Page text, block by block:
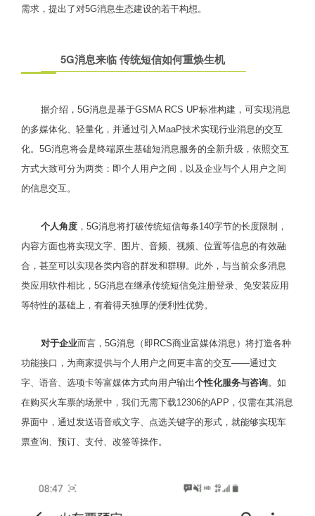
需求，提出了对5G消息生态建设的若干构想。
5G消息来临 传统短信如何重焕生机
据介绍，5G消息是基于GSMA RCS UP标准构建，可实现消息
的多媒体化、轻量化，并通过引入MaaP技术实现行业消息的交互
化。5G消息将会是终端原生基础短消息服务的全新升级，依照交互
方式大致可分为两类：即个人用户之间，以及企业与个人用户之间
的信息交互。
个人角度 ，5G消息将打破传统短信每条140字节的长度限制，
内容方面也将实现文字、图片、音频、视频、位置等信息的有效融
合，甚至可以实现各类内容的群发和群聊。此外，与当前众多消息
类应用软件相比，5G消息在继承传统短信免注册登录、免安装应用
等特性的基础上，有着得天独厚的便利性优势。
对于企业而言，5G消息（即RCS商业富媒体消息）将打造各种
功能接口，为商家提供与个人用户之间更丰富的交互——通过文
字、语音、选项卡等富媒体方式向用户输出个性化服务与咨询。如
在购买火车票的场景中，我们无需下载12306的APP，仅需在其消息
界面中，通过发送语音或文字、点选关键字的形式，就能够实现车
票查询、预订、支付、改签等操作。